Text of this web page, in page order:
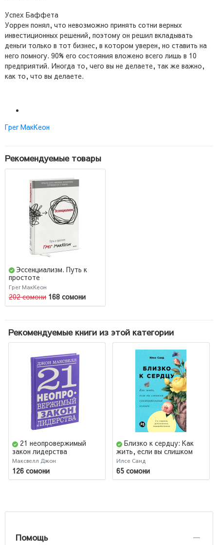
Успех Баффета
Уоррен понял, что невозможно принять сотни верных
инвестиционных решений, поэтому он решил вкладывать
деньги только в тот бизнес, в котором уверен, но ставить на
него помногу. 90% его состояния вложено всего лишь в 10
предприятий. Иногда то, чего вы не делаете, так же важно,
как то, что вы делаете.
Грег МакКеон
Рекомендуемые товары
Эссенциализм. Путь к
простоте
Грег МакКеон
202 сомони 168 сомони
Рекомендуемые книги из этой категории
21 неопровержимый
закон лидерства
Максвелл Джон
126 сомони
Близко к сердцу: Как
жить, если вы слишком
чувствительный человек
Илсе Санд
65 сомони
Помощь